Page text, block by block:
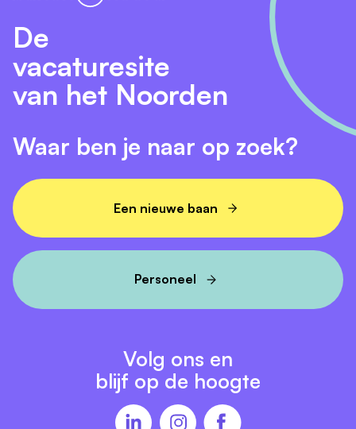
De
vacaturesite
van het Noorden
Waar ben je naar op zoek?
Een nieuwe baan
Personeel
Volg ons en
blijf op de hoogte